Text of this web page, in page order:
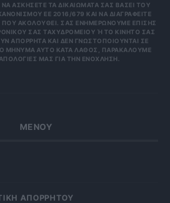
ΤΑ ΔΙΚΑΙΏΜΑΤΆ ΣΑΣ ΒΆΣΕΙ ΤΟΥ ΆΡΘ
ΕΕ 2016/679 ΚΑΙ ΝΑ ΔΙΑΓΡΑΦΕΊΤΕ ΚΆΝ
ΑΚΟΛΟΥΘΕΊ. ΣΑΣ ΕΝΗΜΕΡΏΝΟΥΜΕ ΕΠΊΣΗΣ ΌΤΙ
ΣΑΣ ΤΑΧΥΔΡΟΜΕΊΟΥ Ή ΤΟ ΚΙΝΗΤΌ ΣΑΣ ΤΗΛΈ
ΚΑΙ ΔΕΝ ΓΝΩΣΤΟΠΟΙΟΎΝΤΑΙ ΣΕ ΤΡΊΤ
ΑΥΤΌ ΚΑΤΆ ΛΆΘΟΣ, ΠΑΡΑΚΑΛΟΎΜΕ ΔΕΧΘ
ΜΑΣ ΓΙΑ ΤΗΝ ΕΝΌΧΛΗΣΗ.
ΜΕΝΟΥ
ΑΠΟΡΡΗΤΟΥ